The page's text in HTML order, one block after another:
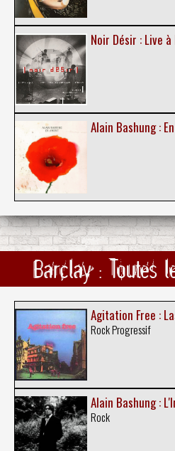
Noir Désir : Live
Alain Bashung :
Barclay : Toutes
Agitation Free :
Rock Progressif
Alain Bashung :
Rock